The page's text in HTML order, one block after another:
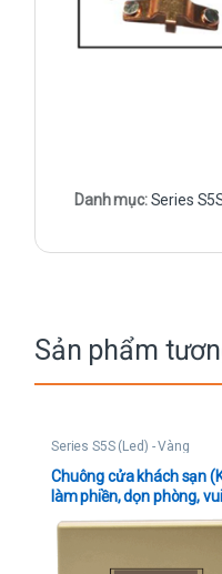
Danh mục:Series
Sản phẩm
Series S5S (Led) - Vàng
Chuông cửa khách sạn
làm phiền, dọn phòng,